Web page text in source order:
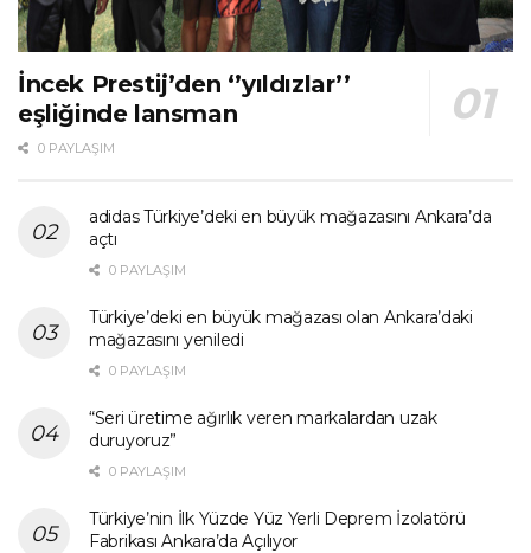
İncek Prestij’den ‘’yıldızlar’’
eşliğinde lansman
0 PAYLAŞIM
adidas Türkiye’deki en büyük mağazasını Ankara’da
açtı
0 PAYLAŞIM
Türkiye’deki en büyük mağazası olan Ankara’daki
mağazasını yeniledi
0 PAYLAŞIM
“Seri üretime ağırlık veren markalardan uzak
duruyoruz”
0 PAYLAŞIM
Türkiye’nin İlk Yüzde Yüz Yerli Deprem İzolatörü
Fabrikası Ankara’da Açılıyor